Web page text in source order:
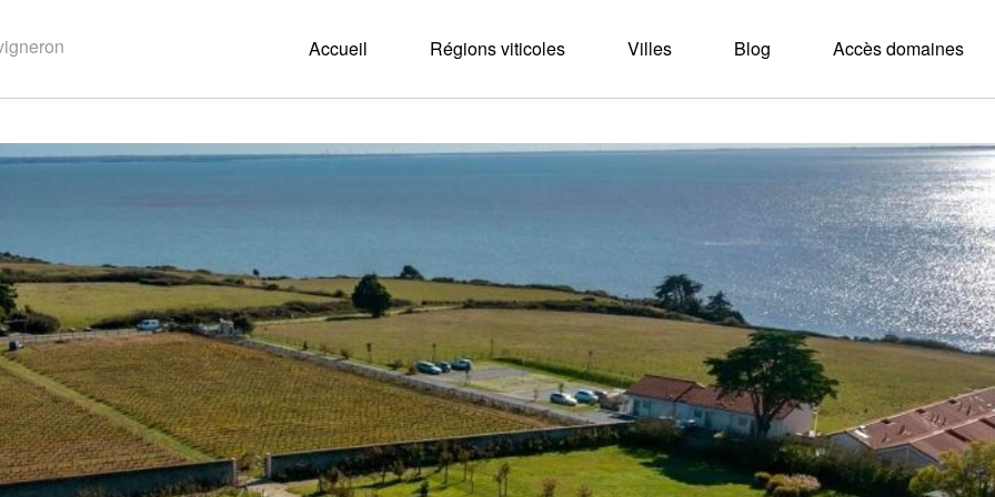
Accueil Régions viticoles Villes Blog Accès domaines